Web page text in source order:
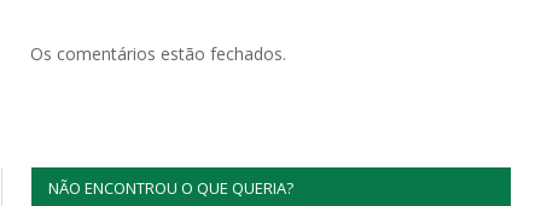
Os comentários estão fechados.
NÃO ENCONTROU O QUE QUERIA?